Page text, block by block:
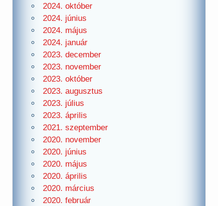
2024. október
2024. június
2024. május
2024. január
2023. december
2023. november
2023. október
2023. augusztus
2023. július
2023. április
2021. szeptember
2020. november
2020. június
2020. május
2020. április
2020. március
2020. február